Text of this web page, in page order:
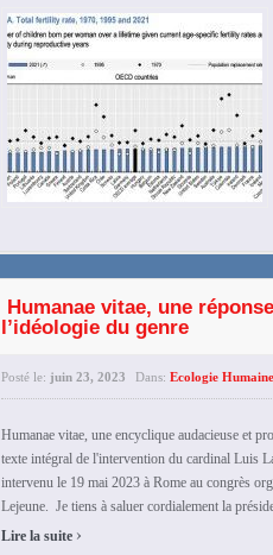
Humanae vitae, une
l’idéologie du genre
Posté le: juin 23, 2023 Dans: Ecologie Humaine
Humanae vitae, une encyclique audacieuse et
texte intégral de l'intervention du cardinal Luis
intervenu le 19 mai 2023 à Rome au congrès
Lejeune. Je tiens à saluer cordialement la
Lire la suite ›